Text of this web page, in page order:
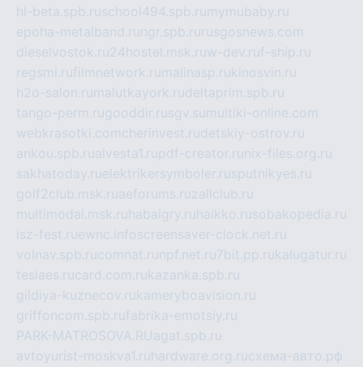
hl-beta.spb.ruschool494.spb.ru mymubaby.ru
epoha-metalband.ru ngr.spb.ru rusgosnews.com
dieselvostok.ru24hostel.msk.ruw-dev.ruf-ship.ru
regsmi.rufilmnetwork.ru malinasp.rukinosvin.ru
h2o-salon.ru malutkayork.rudeltaprim.spb.ru
tango-perm.rugooddir.rusgv.su multiki-online.com
webkrasotki.comcherinvest.rudetskiy-ostrov.ru
ankou.spb.rualvesta1.rupdf-creator.ru nix-files.org.ru
sakhatoday.ruelektrikersymboler.rusputnikyes.ru
golf2club.msk.ruaeforums.ruzallclub.ru
multimodal.msk.ru habaigry.ru haikko.rusobakopedia.ru
isz-fest.ruewnc.infoscreensaver-clock.net.ru
volnav.spb.rucomnat.ru npf.net.ru7bit.pp.rukalugatur.ru
tesiaes.rucard.com.rukazanka.spb.ru
gildiya-kuznecov.rukameryboavision.ru
griffoncom.spb.rufabrika-emotsiy.ru
PARK-MATROSOVA.RUagat.spb.ru
avtoyurist-moskva1.ru hardware.org.ruсхема-авто.рф